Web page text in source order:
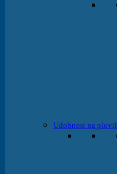
Udobnost na